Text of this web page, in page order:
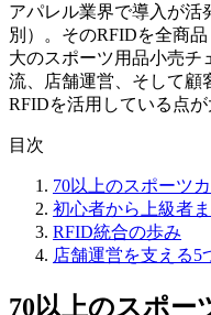
アパレル業界で導入が活
別）。そのRFIDを全商
大のスポーツ用品小売チ
流、店舗運営、そして顧
RFIDを活用している点が
目次
70以上のスポーツ
初心者から上級者
RFID統合の歩み
店舗運営を支える5
70以上のスポー